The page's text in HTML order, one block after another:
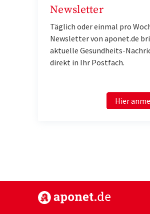
Newsletter
Täglich oder einmal pro
Newsletter von aponet.de
aktuelle Gesundheits-
direkt in Ihr Postfach.
Hier